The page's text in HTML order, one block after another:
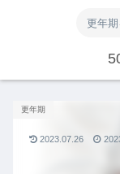
更年
更年期
2023.07.26